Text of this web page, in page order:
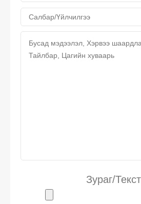
Зураг/